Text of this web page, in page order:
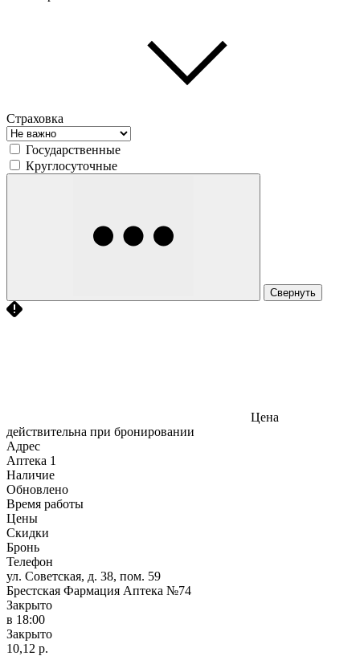
Страховка
Государственные
Круглосуточные
Свернуть
Цена
действительна при бронировании
Адрес
Аптека 1
Наличие
Обновлено
Время работы
Цены
Скидки
Бронь
Телефон
ул. Советская, д. 38, пом. 59
Брестская Фармация Аптека №74
Закрыто
в 18:00
Закрыто
10,12 р.